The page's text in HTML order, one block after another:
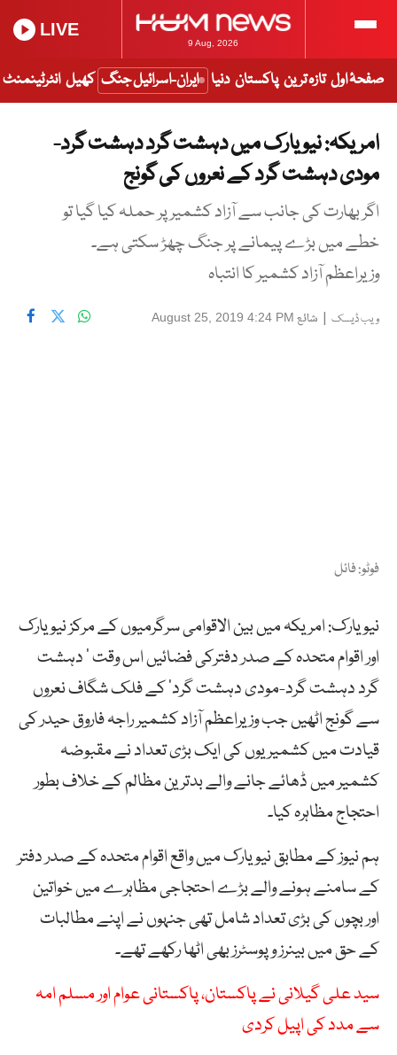
9 Aug, 2026
LIVE
صفحۂ اول تازہ ترین پاکستان دنیا ایران-اسرائیل جنگ کھیل انٹرٹینمنٹ
امریکہ: نیویارک میں دہشت گرد دہشت گرد-
مودی دہشت گرد کے نعروں کی گونج
اگر بھارت کی جانب سے آزاد کشمیر پر حملہ کیا گیا تو
خطے میں بڑے پیمانے پر جنگ چھڑ سکتی ہے۔
وزیراعظم آزاد کشمیر کا انتباہ
ویب ڈیسک | شائع August 25, 2019 4:24 PM
فوٹو: فائل
نیویارک: امریکہ میں بین الاقوامی سرگرمیوں کے مرکز نیویارک
اور اقوام متحدہ کے صدر دفترکی فضائیں اس وقت ’ دہشت
گرد دہشت گرد-مودی دہشت گرد‘ کے فلک شگاف نعروں
سے گونج اٹھیں جب وزیراعظم آزاد کشمیر راجہ فاروق حیدر کی
قیادت میں کشمیریوں کی ایک بڑی تعداد نے مقبوضہ
کشمیر میں ڈھائے جانے والے بدترین مظالم کے خلاف بطور
احتجاج مظاہرہ کیا۔
ہم نیوز کے مطابق نیویارک میں واقع اقوام متحدہ کے صدر دفتر
کے سامنے ہونے والے بڑے احتجاجی مظاہرے میں خواتین
اور بچوں کی بڑی تعداد شامل تھی جنہوں نے اپنے مطالبات
کے حق میں بینرز و پوسٹرز بھی اٹھا رکھے تھے۔
سید علی گیلانی نے پاکستان، پاکستانی عوام اور مسلم امہ
سے مدد کی اپیل کردی